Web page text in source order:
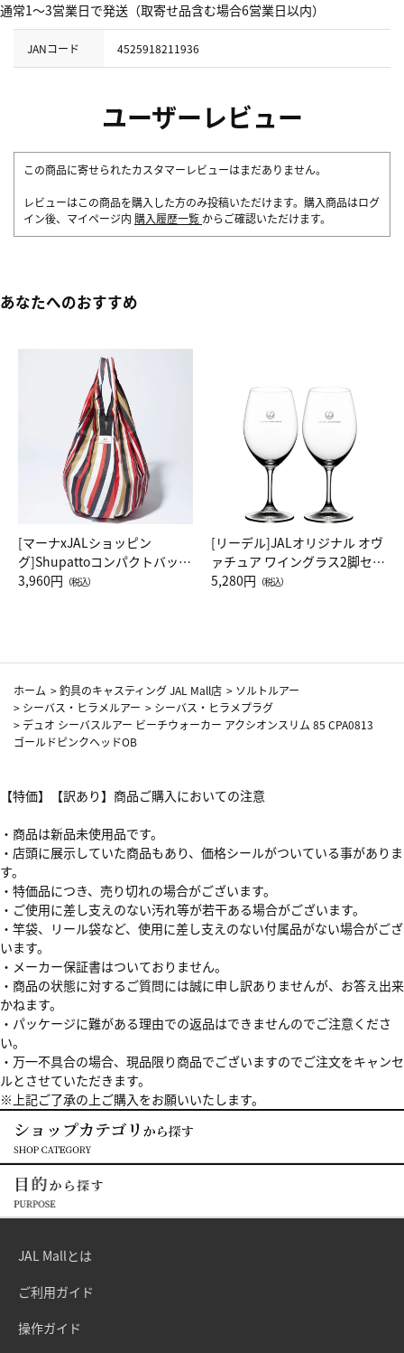
通常1～3営業日で発送（取寄せ品含む場合6営業日以内）
JANコード 4525918211936
ユーザーレビュー
この商品に寄せられたカスタマーレビューはまだありません。
レビューはこの商品を購入した方のみ投稿いただけます。購入商品はログ
イン後、マイページ内 購入履歴一覧 からご確認いただけます。
あなたへのおすすめ
[マーナxJALショッピン
グ]Shupattoコンパクトバッグ
Drop JAL客室乗務員（LC）ス
3,960円 （税込）
[リーデル]JALオリジナル オヴ
ァチュア ワイングラス2脚セッ
ト（レッドワイン）
5,280円 （税込）
ホーム >釣具のキャスティング JAL Mall店 > ソルトルアー
> シーバス・ヒラメルアー > シーバス・ヒラメプラグ
> デュオ シーバスルアー ビーチウォーカー アクシオンスリム 85 CPA0813
ゴールドピンクヘッドOB
【特価】【訳あり】商品ご購入においての注意
・商品は新品未使用品です。
・店頭に展示していた商品もあり、価格シールがついている事がありま
す。
・特価品につき、売り切れの場合がございます。
・ご使用に差し支えのない汚れ等が若干ある場合がございます。
・竿袋、リール袋など、使用に差し支えのない付属品がない場合がござ
います。
・メーカー保証書はついておりません。
・商品の状態に対するご質問には誠に申し訳ありませんが、お答え出来
かねます。
・パッケージに難がある理由での返品はできませんのでご注意くださ
い。
・万一不具合の場合、現品限り商品でございますのでご注文をキャンセ
ルとさせていただきます。
※上記ご了承の上ご購入をお願いいたします。
JAL Mallとは
ご利用ガイド
操作ガイド